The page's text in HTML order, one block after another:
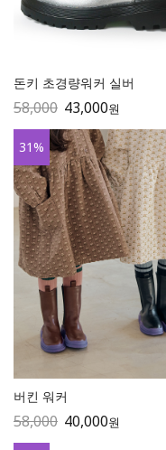
돈키 초경량워커 실버
58,000 43,000원
31%
버킨 워커
58,000 40,000원